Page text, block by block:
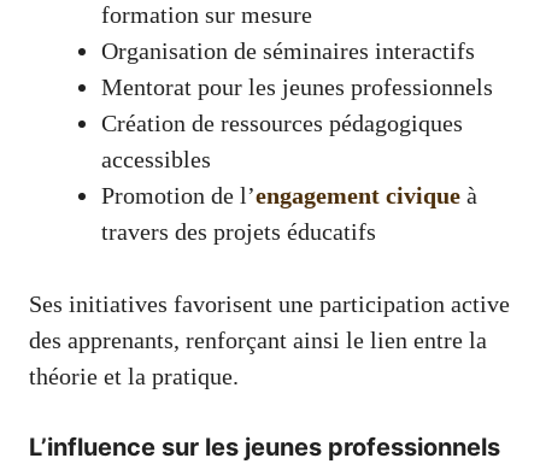
formation sur mesure
Organisation de séminaires interactifs
Mentorat pour les jeunes professionnels
Création de ressources pédagogiques
accessibles
Promotion de l’engagement civique à
travers des projets éducatifs
Ses initiatives favorisent une participation active
des apprenants, renforçant ainsi le lien entre la
théorie et la pratique.
L’influence sur les jeunes professionnels